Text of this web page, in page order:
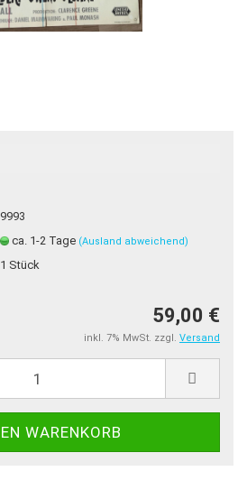
9993
ca. 1-2 Tage (Ausland abweichend)
1 Stück
59,00 €
inkl. 7% MwSt. zzgl. Versand